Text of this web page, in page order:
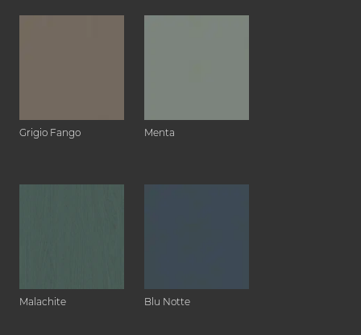
Grigio Fango Menta
Malachite Blu Notte